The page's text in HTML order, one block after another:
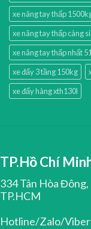
xe nâng tay thấp
xe nâng tay thấp càng
xe nâng tay thấp nhất
xe đẩy 3 tầng 150kg
xe đẩy hàng xth130l
TP.Hồ Chí
334 Tân Hòa Đông,
TP.HCM
Hotline/Zalo/